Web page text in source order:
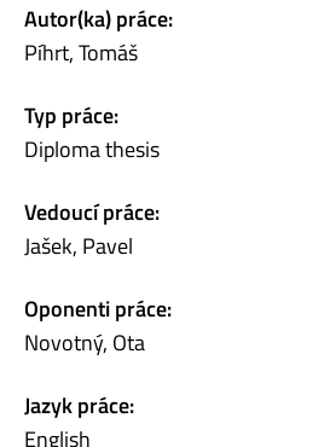
Autor(ka) práce:
Píhrt, Tomáš
Typ práce:
Diploma thesis
Vedoucí práce:
Jašek, Pavel
Oponenti práce:
Novotný, Ota
Jazyk práce:
English